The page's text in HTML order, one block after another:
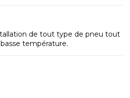
de tout type de pneu tout
température.